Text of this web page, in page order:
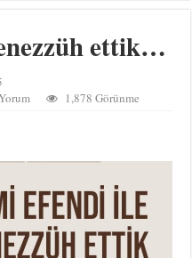
ettik…
1,878 Görünme